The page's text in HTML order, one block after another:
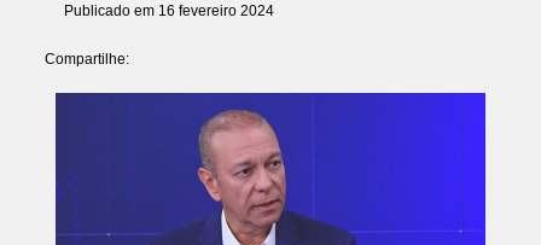
Publicado em 16 fevereiro 2024
Compartilhe: